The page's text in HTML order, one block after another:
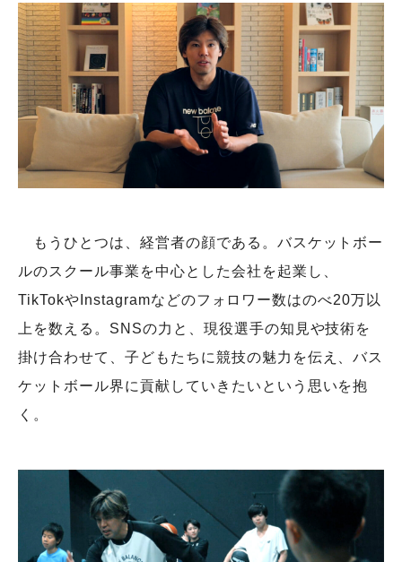
もうひとつは、経営者の顔である。バスケットボー
ルのスクール事業を中心とした会社を起業し、
TikTokやInstagramなどのフォロワー数はのべ20万以
上を数える。SNSの力と、現役選手の知見や技術を
掛け合わせて、子どもたちに競技の魅力を伝え、バス
ケットボール界に貢献していきたいという思いを抱
く。